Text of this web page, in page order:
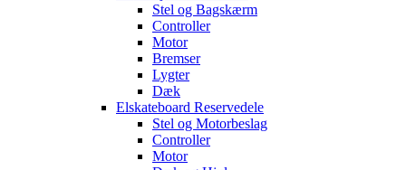
Stel og Bagskærm
Controller
Motor
Bremser
Lygter
Dæk
Elskateboard Reservedele
Stel og Motorbeslag
Controller
Motor